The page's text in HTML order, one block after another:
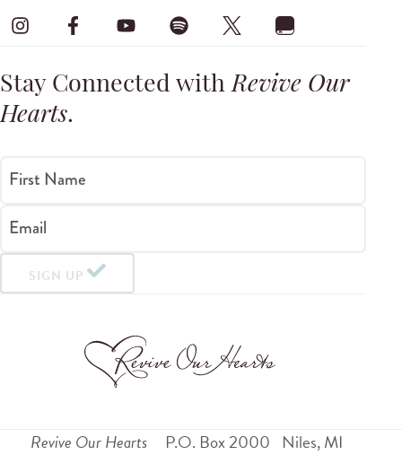
Stay Connected withRevive Our
Hearts.
First Name
Email
SIGN UP
Revive Our Hearts P.O. Box 2000 Niles,MI